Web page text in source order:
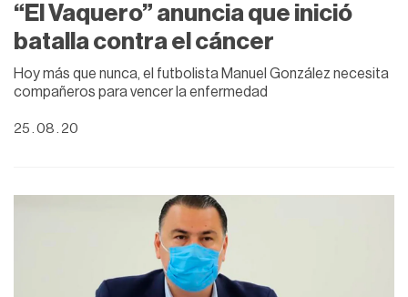
“El Vaquero” anuncia que inició
batalla contra el cáncer
Hoy más que nunca, el futbolista Manuel González necesita
compañeros para vencer la enfermedad
25 . 08 . 20